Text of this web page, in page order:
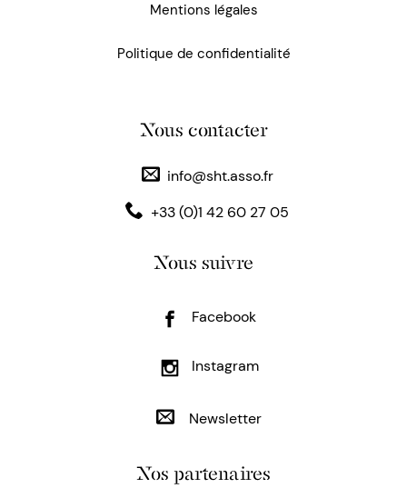
Mentions légales
Politique de confidentialité
Nous contacter
info@sht.asso.fr
+33 (0)1 42 60 27 05
Nous suivre
Facebook
Instagram
Newsletter
Nos partenaires